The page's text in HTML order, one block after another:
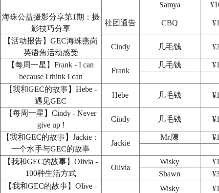
Samya
海珠公益摄影分享第1期：摄
影技巧分享
社团通告 CBQ
【活动报告】GEC海珠燕岗
英语角活动感受
Cindy 几毛钱
【每周一星】Frank - I can
because I think I can
Frank
几毛钱
【我和GEC的故事】Hebe -
遇见GEC
Hebe 几毛钱
【每周一星】Cindy - Never
give up !
Cindy 几毛钱
【我和GEC的故事】Jackie：
一个水手与GEC的故事
Jackie
Mr.陳
【我和GEC的故事】Olivia -
100种生活方式
Olivia
Wisky
Shawn
【我和GEC的故事】Olive -
Wisky